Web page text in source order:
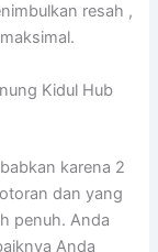
resah ,
Kidul Hub
karena 2
dan yang
penuh. Anda
Anda